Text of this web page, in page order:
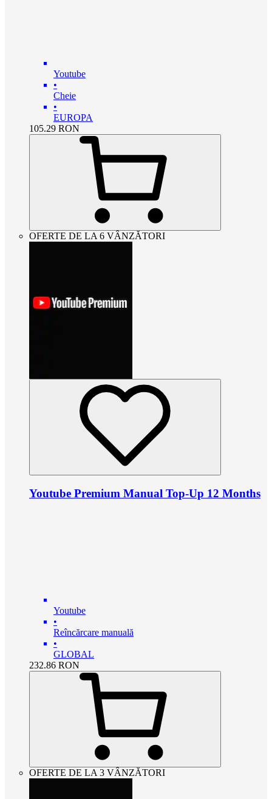
Youtube
•
Cheie
•
EUROPA
105.29 RON
OFERTE DE LA 6 VÂNZĂTORI
Youtube Premium Manual Top-Up 12 Months
Youtube
•
Reîncărcare manuală
•
GLOBAL
232.86 RON
OFERTE DE LA 3 VÂNZĂTORI